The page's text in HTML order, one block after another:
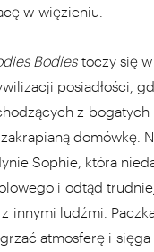
w więzieniu.
Bodies toczy się w
posiadłości,
z bogatych
domówkę.
Sophie, która
i odtąd
innymi ludźmi.
atmosferę i